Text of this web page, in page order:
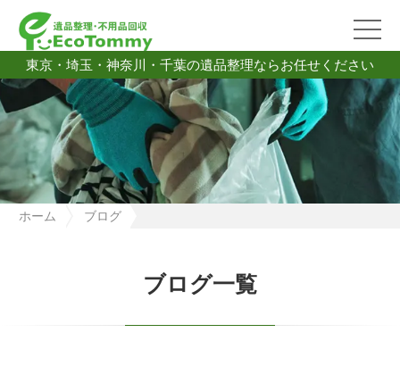
東京・埼玉・神奈川・千葉の遺品整理ならお任せください
ホーム
ブログ
ブログ一覧